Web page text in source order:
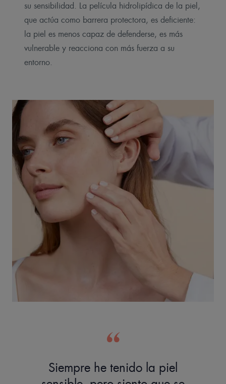
su sensibilidad. La película hidrolipídica de la piel,
que actúa como barrera protectora, es deficiente:
la piel es menos capaz de defenderse, es más
vulnerable y reacciona con más fuerza a su
entorno.
Siempre he tenido la piel